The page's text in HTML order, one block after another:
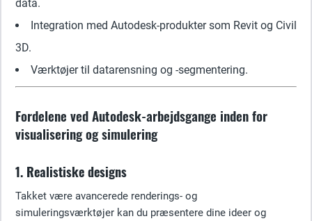
data.
Integration med Autodesk-produkter som Revit og Civil
3D.
Værktøjer til datarensning og -segmentering.
Fordelene ved Autodesk-arbejdsgange inden for
visualisering og simulering
1. Realistiske designs
Takket være avancerede renderings- og
simuleringsværktøjer kan du præsentere dine ideer og